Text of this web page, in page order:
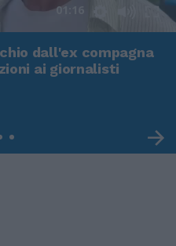
01:16
dall'ex compagna
ai giornalisti